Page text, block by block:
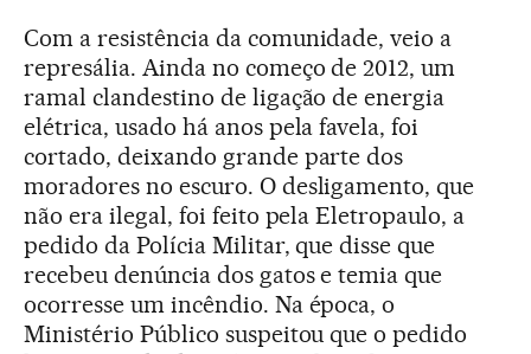
Com a resistência da comunidade, veio a
represália. Ainda no começo de 2012, um
ramal clandestino de ligação de energia
elétrica, usado há anos pela favela, foi
cortado, deixando grande parte dos
moradores no escuro. O desligamento, que
não era ilegal, foi feito pela Eletropaulo, a
pedido da Polícia Militar, que disse que
recebeu denúncia dos gatos e temia que
ocorresse um incêndio. Na época, o
Ministério Público suspeitou que o pedido